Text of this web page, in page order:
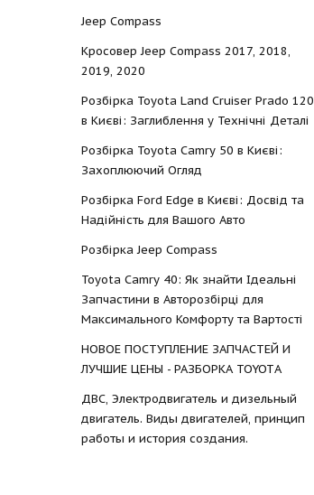
Jeep Compass
Кросовер Jeep Compass 2017, 2018,
2019, 2020
Розбірка Toyota Land Cruiser Prado 120
в Києві: Заглиблення у Технічні Деталі
Розбірка Toyota Camry 50 в Києві:
Захоплюючий Огляд
Розбірка Ford Edge в Києві: Досвід та
Надійність для Вашого Авто
Розбірка Jeep Compass
Toyota Camry 40: Як знайти Ідеальні
Запчастини в Авторозбірці для
Максимального Комфорту та Вартості
НОВОЕ ПОСТУПЛЕНИЕ ЗАПЧАСТЕЙ И
ЛУЧШИЕ ЦЕНЫ - РАЗБОРКА TOYOTА
ДВС, Электродвигатель и дизельный
двигатель. Виды двигателей, принцип
работы и история создания.